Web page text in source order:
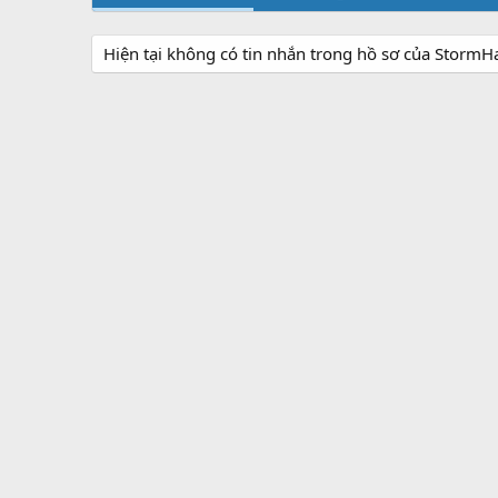
Hiện tại không có tin nhắn trong hồ sơ của